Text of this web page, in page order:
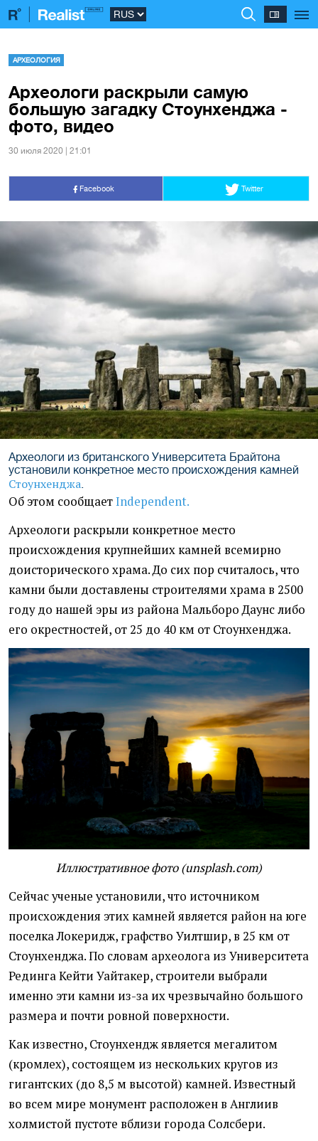
АРХЕОЛОГИЯ
Археологи раскрыли самую
большую загадку Стоунхенджа -
фото, видео
30 июля 2020 | 21:01
Facebook Twitter
Археологи из британского Университета Брайтона
установили конкретное место происхождения камней
Стоунхенджа
Об этом сообщаетIndependent.
Археологи раскрыли конкретное место
происхождения крупнейших камней всемирно
доисторического храма. До сих пор считалось, что
камни были доставлены строителями храма в 2500
году до нашей эры из района Мальборо Даунс либо
его окрестностей, от 25 до 40 км от Стоунхенджа.
Иллюстративное фото (unsplash.com)
Сейчас ученые установили, что источником
происхождения этих камней является район на юге
поселка Локеридж, графство Уилтшир, в 25 км от
Стоунхенджа. По словам археолога из Университета
Рединга Кейти Уайтакер, строители выбрали
именно эти камни из-за их чрезвычайно большого
размера и почти ровной поверхности.
Как известно, Стоунхендж является мегалитом
(кромлех), состоящем из нескольких кругов из
гигантских (до 8,5 м высотой) камней. Известный
во всем мире монумент расположен в Англиив
холмистой пустоте вблизи города Солсбери.